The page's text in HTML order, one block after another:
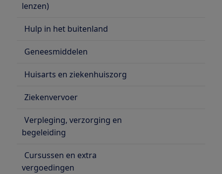
lenzen)
Hulp in het buitenland
Geneesmiddelen
Huisarts en ziekenhuiszorg
Ziekenvervoer
Verpleging, verzorging en
begeleiding
Cursussen en extra
vergoedingen